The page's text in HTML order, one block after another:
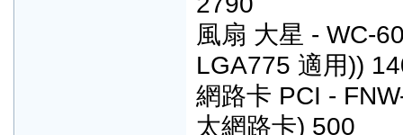
風扇 大星 - WC-
LGA775 適用))
網路卡 PCI -
太網路卡) 500